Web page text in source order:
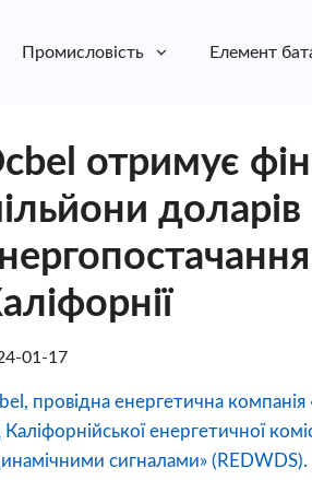
Промисловість Елемент
отримує
01-17
провідна енергетична
Каліфорнійської енергетичної
сигналами»